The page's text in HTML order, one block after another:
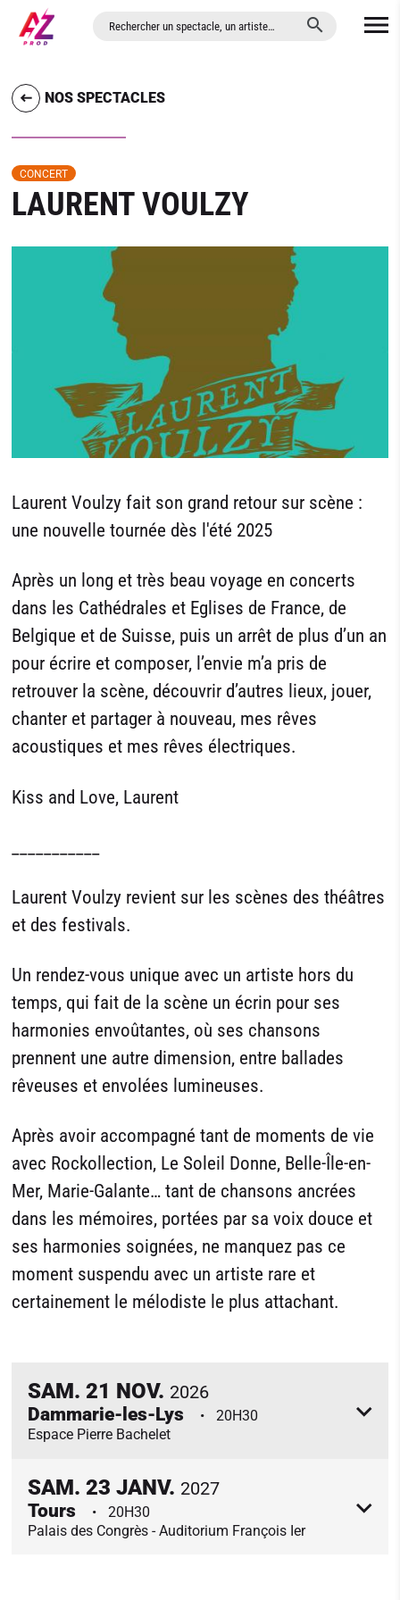
NOS SPECTACLES
CONCERT
LAURENT VOULZY
Laurent Voulzy fait son grand retour sur scène :
une nouvelle tournée dès l'été 2025
Après un long et très beau voyage en concerts
dans les Cathédrales et Eglises de France, de
Belgique et de Suisse, puis un arrêt de plus d’un an
pour écrire et composer, l’envie m’a pris de
retrouver la scène, découvrir d’autres lieux, jouer,
chanter et partager à nouveau, mes rêves
acoustiques et mes rêves électriques.
Kiss and Love, Laurent
Laurent Voulzy revient sur les scènes des théâtres
et des festivals.
Un rendez-vous unique avec un artiste hors du
temps, qui fait de la scène un écrin pour ses
harmonies envoûtantes, où ses chansons
prennent une autre dimension, entre ballades
rêveuses et envolées lumineuses.
Après avoir accompagné tant de moments de vie
avec Rockollection, Le Soleil Donne, Belle-Île-en-
Mer, Marie-Galante… tant de chansons ancrées
dans les mémoires, portées par sa voix douce et
ses harmonies soignées, ne manquez pas ce
moment suspendu avec un artiste rare et
certainement le mélodiste le plus attachant.
SAM. 21 NOV. 2026
Dammarie-les-Lys
20H30
Espace Pierre Bachelet
SAM. 23 JANV. 2027
Tours
20H30
Palais des Congrès - Auditorium François Ier